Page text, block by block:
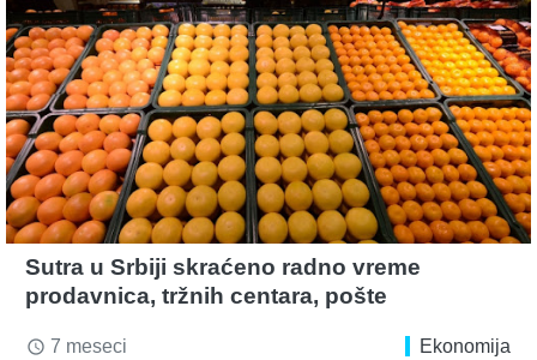
Sutra u Srbiji skraćeno radno vreme
prodavnica, tržnih centara, pošte
access_time 7 meseci Ekonomija